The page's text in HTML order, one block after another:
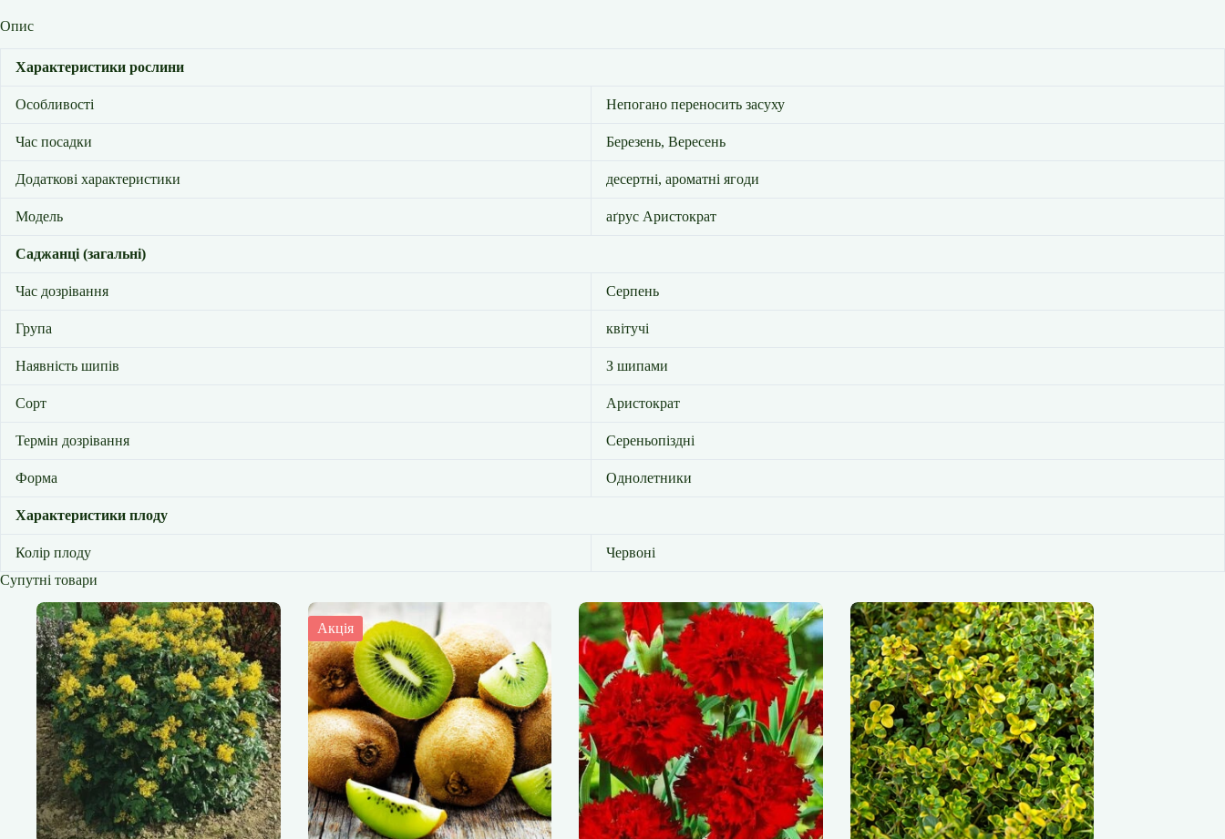
Опис
Характеристики рослини
Особливості Непогано переносить засуху
Час посадки Березень, Вересень
Додаткові характеристики десертні, ароматні ягоди
Модель аґрус Аристократ
Саджанці (загальні)
Час дозрівання Серпень
Група квітучі
Наявність шипів З шипами
Сорт Аристократ
Термін дозрівання Сереньопіздні
Форма Однолетники
Характеристики плоду
Колір плоду
Червоні
Супутні товари
Акція